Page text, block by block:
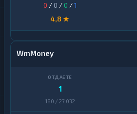
0 / 0 /0 /1
4,8 ★
WmMoney
1
180 / 27 032